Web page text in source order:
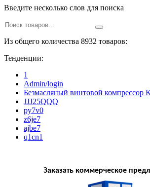
Введите несколько слов для поиска
Из общего количества 8932 товаров:
Тенденции:
1
Admin/login
Безмасляный винтовой компрессор
JJJ25QQQ
py7v0
z6je7
ajbe7
q1cn1
Заказать коммерческое